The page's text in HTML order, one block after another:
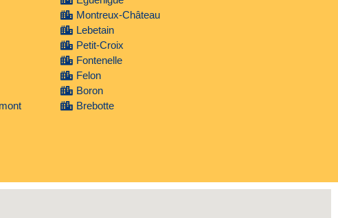
Montreux-Château
Lebetain
Petit-Croix
Fontenelle
Felon
Boron
Brebotte